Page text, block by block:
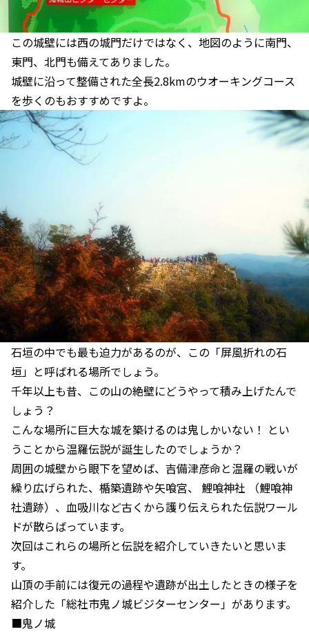
この城壁には西の城門だけではなく、地図のように南門、
東門、北門も備えてありました。
城壁に沿って整備された全長2.8kmのウオーキングコース
を歩くのもおすすめですよ。
石垣の中でも最も迫力があるのが、この「屏風折れの石
垣」と呼ばれる場所でしょう。
千年以上も昔、この山の絶壁にどうやって積み上げたんで
しょう？
こんな場所に巨大な城を築けるのは鬼しかいない！ とい
うことから温羅伝説が誕生したのでしょうか？
周囲の城壁から眼下を望めば、吉備津彦命と温羅の戦いが
繰り広げられた、楯築遺跡や矢喰宮、 鯉喰神社 （鯉喰神
社遺跡）、血吸川など古くから護り伝えられた伝説ワール
ドが散らばっています。
次回はこれらの場所と伝説を紹介していきたいと思いま
す。
山頂の手前には復元の過程や遺跡が出土したときの様子を
紹介した「総社市鬼ノ城ビジターセンター」があります。
■鬼ノ城